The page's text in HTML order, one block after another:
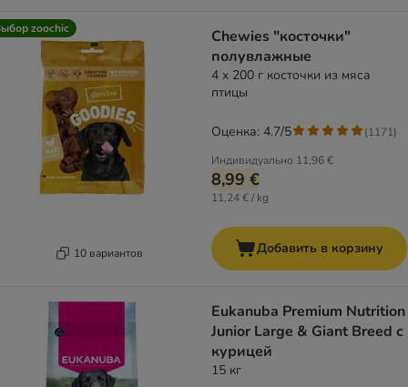
zoochic
10 вариантов
Chewies "косточки"
полувлажные
4 x 200 г косточки из мяса
птицы
Индивидуально 11,96 €
8,99 €
11,24 € / kg
Оценка: 4.7/5 (1171)
Добавить в корзину
Eukanuba Premium Nutrition
Junior Large & Giant Breed с
курицей
15 кг